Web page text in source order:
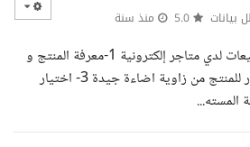
بيانات منذ سنة
مرحبا معك مهند مختص مبيعات لدي متاجر إلكترونية 1-معرفة المنتج و
دراسته 2-اختيار افضل صور للمنتج من زاوية اضاءة جيدة 3- اختيار
المسته...